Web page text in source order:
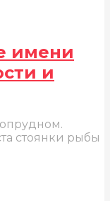
имени
и
стоянки рыбы